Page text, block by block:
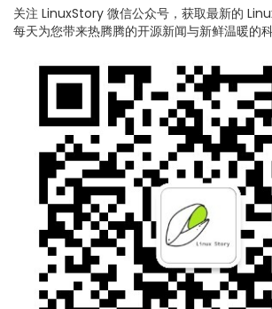
关注 LinuxStory 微信公众号，获取最新的
每天为您带来热腾腾的开源新闻与新鲜温暖的科